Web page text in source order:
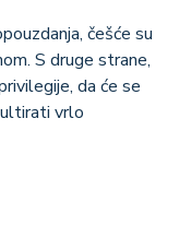
češće su
S druge strane,
da će se
vrlo